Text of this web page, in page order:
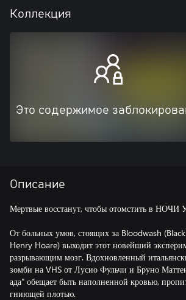
Коллекция
Это содержимое
Описание
Мертвые восстанут, чтобы отомстить в
От больных умов, стоящих за Bloodwash
Henry Hoare) выходит этот новейший
разрывающим мозг. Вдохновленный
зомби на VHS от Лусио Фульчи и Бруно
ада" обещает быть наполненной кровью,
гниющей плотью.